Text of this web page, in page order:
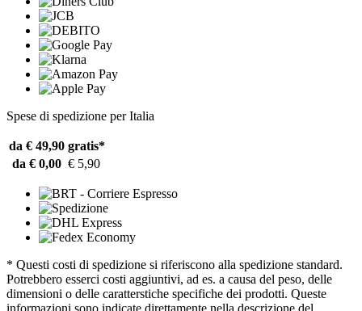
Spese di spedizione per Italia
da € 49,90 gratis*
da € 0,00 € 5,90
* Questi costi di spedizione si riferiscono alla spedizione standard.
Potrebbero esserci costi aggiuntivi, ad es. a causa del peso, delle
dimensioni o delle caratterstiche specifiche dei prodotti. Queste
informazioni sono indicate direttamente nella descrizione del